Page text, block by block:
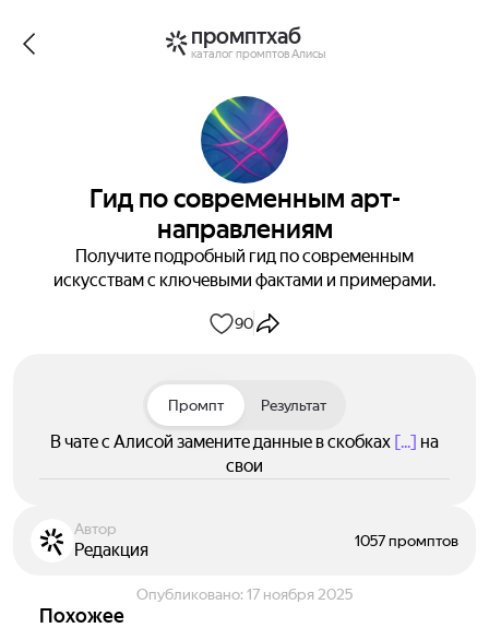
промптхаб
каталог промптов Алисы
Гид по современным арт-
направлениям
Получите подробный гид по современным
искусствам с ключевыми фактами и примерами.
90
Промпт Результат
В чате с Алисой замените данные в скобках [...] на
свои
Автор
Редакция 1057 промптов
Опубликовано: 17 ноября 2025
Похожее